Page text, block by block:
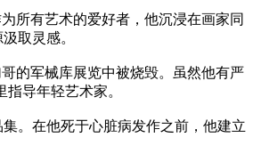
所有艺术的爱好者，他沉浸在画家同
取灵感。
的军械库展览中被烧毁。虽然他有严
导年轻艺术家。
。在他死于心脏病发作之前，他建立